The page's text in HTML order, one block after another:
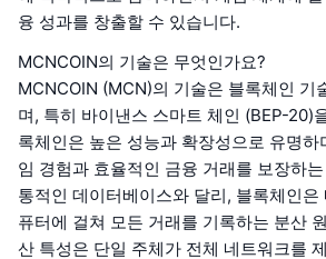
융 성과를 창출할 수 있습니다.
MCNCOIN의 기술은 무엇인가요?
MCNCOIN (MCN)의 기술은 블록체인 기
며, 특히 바이낸스 스마트 체인 (BEP-20)
록체인은 높은 성능과 확장성으로 유명하
임 경험과 효율적인 금융 거래를 보장하
통적인 데이터베이스와 달리, 블록체인은
퓨터에 걸쳐 모든 거래를 기록하는 분산
산 특성은 단일 주체가 전체 네트워크를